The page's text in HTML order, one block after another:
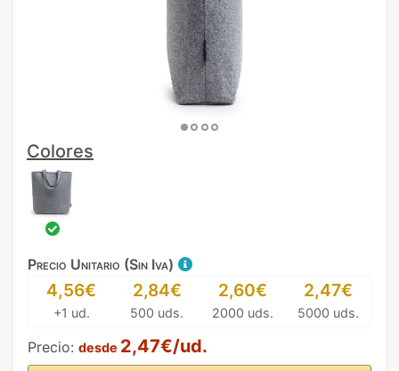
Colores
Precio Unitario (Sin Iva)
4,56€
+1 ud.
2,84€
500 uds.
2,60€
2000 uds.
2,47€
5000 uds.
Precio: desde 2,47€/ud.